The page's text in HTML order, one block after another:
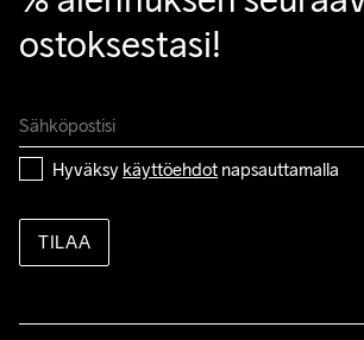
ostoksestasi!
Hyväksy käyttöehdot napsauttamalla
TILAA